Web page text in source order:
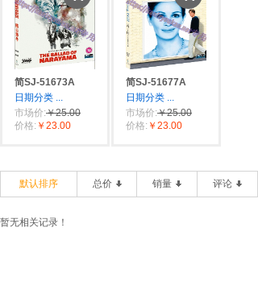
简SJ-51673A
日期分类 ...
市场价:￥25.00
价格: ￥23.00
简SJ-51677A
日期分类 ...
市场价:￥25.00
价格: ￥23.00
默认排序 总价 销量 评论
暂无相关记录！